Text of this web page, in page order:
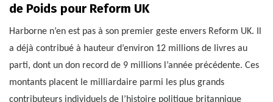
de Poids pour Reform UK
Harborne n’en est pas à son premier geste envers Reform UK. Il
a déjà contribué à hauteur d’environ 12 millions de livres au
parti, dont un don record de 9 millions l’année précédente. Ces
montants placent le milliardaire parmi les plus grands
contributeurs individuels de l’histoire politique britannique